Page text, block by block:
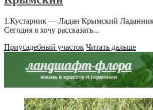
1.Кустарник — Ладан Крымский
Сегодня я хочу рассказать...
Приусадебный участок Читать дальше